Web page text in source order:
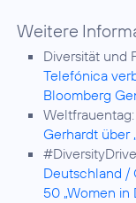
Weitere
Diversität und
Telefónica
Bloomberg
Gerhardt über
Deutschland /
50 „Women in